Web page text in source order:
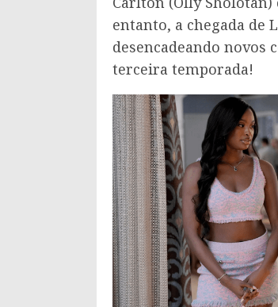
entanto, a chegada de
desencadeando novos
terceira temporada!